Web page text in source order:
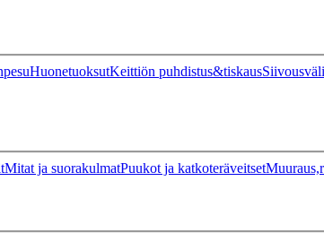
HuonetuoksutKeittiön puhdistus&tiskaus
Mitat ja suorakulmatPuukot ja katkoteräveitset